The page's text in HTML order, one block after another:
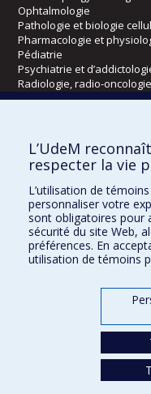
Ophtalmologie
Pathologie et biologie
Pharmacologie et
Pédiatrie
Psychiatrie et
Radiologie, radio-
Kinésiologie et des
Orthophonie et audiologie
Réadaptation
Directions
DPC
CPASS
L’UdeM
respecter la vie
L’utilisation de
personnaliser votre
sont obligatoires pour
sécurité du site Web,
préférences. En
utilisation de témoins